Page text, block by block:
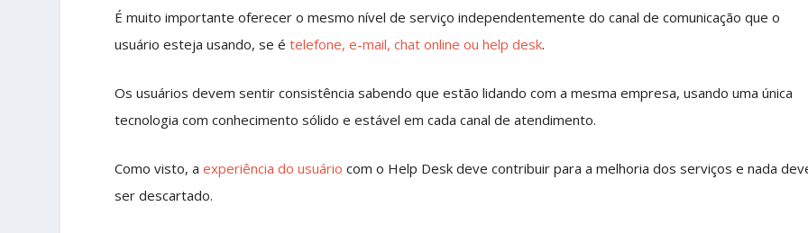
É muito importante oferecer o mesmo nível de serviço independentemente do canal de comunicação que o
usuário esteja usando, se ételefone, e-mail, chat online ou help desk.
Os usuários devem sentir consistência sabendo que estão lidando com a mesma empresa, usando uma única
tecnologia com conhecimento sólido e estável em cada canal de atendimento.
Como visto, aexperiência do usuário com o Help Desk deve contribuir para a melhoria dos serviços e nada
ser descartado.